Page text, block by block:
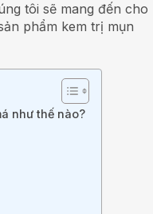
tôi sẽ mang đến cho
phẩm kem trị mụn
như thế nào?